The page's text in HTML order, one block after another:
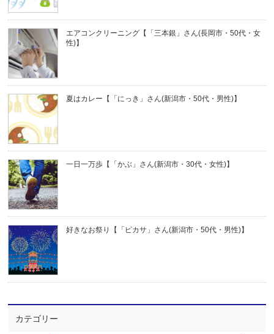
エアコンクリーニング【「三本銀」さん(長岡市・50代・女
性)】
夏はカレー【「にっき」さん(新潟市・50代・男性)】
一日一万歩【「かぶ」さん(新潟市・30代・女性)】
好きなお祭り【「ピカサ」さん(新潟市・50代・男性)】
カテゴリー